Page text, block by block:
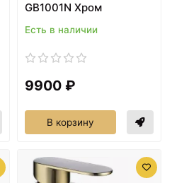
GB1001N Хром
Есть в наличии
9900 ₽
В корзину